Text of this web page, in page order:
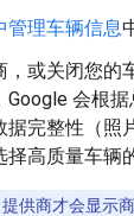
管理车辆信息
，或关闭您的
会根
完整性（照
高质量车辆
供商才会显示